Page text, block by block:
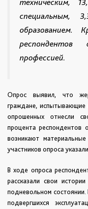
техническим,
специальным,
образованием.
профессией.
Опрос выявил, что
граждане, испытывающие
опрошенных отнесли
процента респондентов
возникают
участников опроса
В ходе опроса
рассказали свои
подневольном
подвергшихся